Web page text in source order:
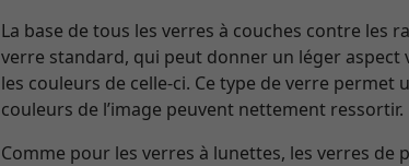
La base de tous les verres à couches contre les
verre standard, qui peut donner un léger
les couleurs de celle-ci. Ce type de verre
couleurs de l’image peuvent nettement ressortir.
Comme pour les verres à lunettes, les verres